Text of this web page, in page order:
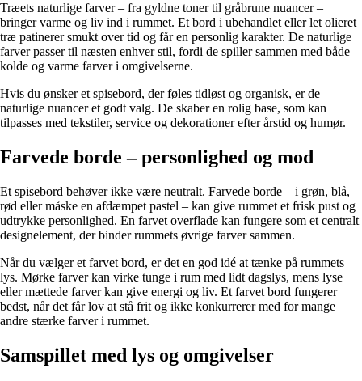
Træets naturlige farver – fra gyldne toner til gråbrune nuancer –
bringer varme og liv ind i rummet. Et bord i ubehandlet eller let olieret
træ patinerer smukt over tid og får en personlig karakter. De naturlige
farver passer til næsten enhver stil, fordi de spiller sammen med både
kolde og varme farver i omgivelserne.
Hvis du ønsker et spisebord, der føles tidløst og organisk, er de
naturlige nuancer et godt valg. De skaber en rolig base, som kan
tilpasses med tekstiler, service og dekorationer efter årstid og humør.
Farvede borde – personlighed og mod
Et spisebord behøver ikke være neutralt. Farvede borde – i grøn, blå,
rød eller måske en afdæmpet pastel – kan give rummet et frisk pust og
udtrykke personlighed. En farvet overflade kan fungere som et centralt
designelement, der binder rummets øvrige farver sammen.
Når du vælger et farvet bord, er det en god idé at tænke på rummets
lys. Mørke farver kan virke tunge i rum med lidt dagslys, mens lyse
eller mættede farver kan give energi og liv. Et farvet bord fungerer
bedst, når det får lov at stå frit og ikke konkurrerer med for mange
andre stærke farver i rummet.
Samspillet med lys og omgivelser